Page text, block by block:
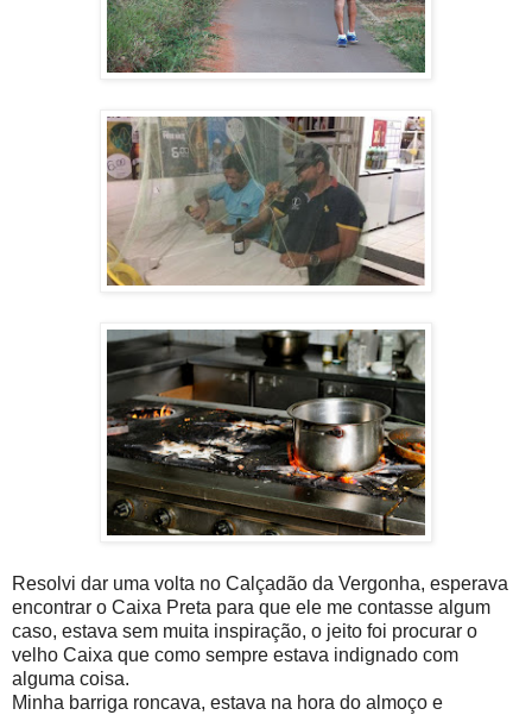
Resolvi dar uma volta no Calçadão da Vergonha, esperava
encontrar o Caixa Preta para que ele me contasse algum
caso, estava sem muita inspiração, o jeito foi procurar o
velho Caixa que como sempre estava indignado com
alguma coisa.
Minha barriga roncava, estava na hora do almoço e